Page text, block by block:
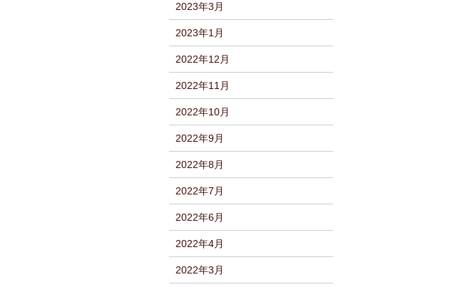
2023年3月
2023年1月
2022年12月
2022年11月
2022年10月
2022年9月
2022年8月
2022年7月
2022年6月
2022年4月
2022年3月